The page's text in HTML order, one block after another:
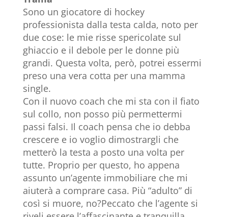
Sono un giocatore di hockey
professionista dalla testa calda, noto per
due cose: le mie risse spericolate sul
ghiaccio e il debole per le donne più
grandi. Questa volta, però, potrei essermi
preso una vera cotta per una mamma
single.
Con il nuovo coach che mi sta con il fiato
sul collo, non posso più permettermi
passi falsi. Il coach pensa che io debba
crescere e io voglio dimostrargli che
metterò la testa a posto una volta per
tutte. Proprio per questo, ho appena
assunto un’agente immobiliare che mi
aiuterà a comprare casa. Più “adulto” di
così si muore, no?Peccato che l’agente si